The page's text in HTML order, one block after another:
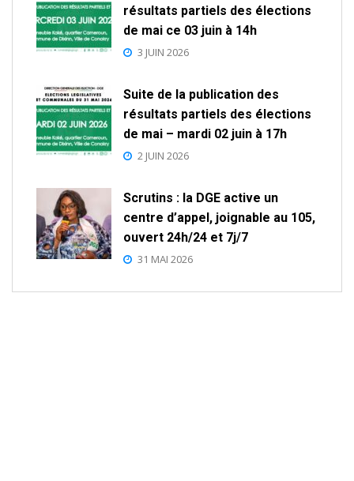
résultats partiels des élections
de mai ce 03 juin à 14h
3 JUIN 2026
Suite de la publication des
résultats partiels des élections
de mai – mardi 02 juin à 17h
2 JUIN 2026
Scrutins : la DGE active un
centre d’appel, joignable au 105,
ouvert 24h/24 et 7j/7
31 MAI 2026